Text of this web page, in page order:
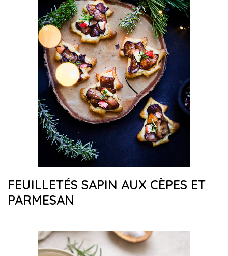
FEUILLETÉS SAPIN AUX CÈPES ET
PARMESAN